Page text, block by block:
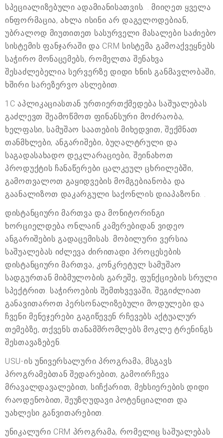
სპეციალიზებული ადამიანისათვის. . მიიღეთ ყველა
ინფორმაცია, ახლა ისინი არ დაგელოდებიან,
უბრალოდ მიუთითეთ სასურველი მასალები საძიებო
სისტემის ფანჯარაში და CRM სისტემა გამოაქვეყნებს
საჭირო მონაცემებს, რომელთა შენახვა
შესაძლებელია სერვერზე დიდი ხნის განმავლობაში,
ხშირი სარეზერვო ასლებით.
1C აპლიკაციასთან ურთიერთქმედება საშუალებას
გაძლევთ შეამოწმოთ ფინანსური მოძრაობა,
ხელფასი, სამუშაო საათების მიხედვით, შექმნათ
თანმხლები, ანგარიშები, ბუღალტრული და
საგადასახადო დეკლარაციები, შეინახოთ
პროდუქტის ჩანაწერები ცალკეულ ცხრილებში,
გამოთვალოთ გაყიდვების მომგებიანობა და
გაანალიზოთ დაკარგული საქონლის დიაპაზონი. .
დისტანციური მართვა და მონიტორინგი
ხორციელდება ონლაინ კამერებიდან ვიდეო
ანგარიშების გადაცემისას. მობილური ვერსია
საშუალებას იძლევა ძირითადი პროცესების
დისტანციური მართვა, კონკრეტულ სამუშაო
სადგურთან მიბმულობის გარეშე, ფუნქციების სრული
სპექტრით. საჭიროების შემთხვევაში, შეგიძლიათ
განავითაროთ პერსონალიზებული მოდულები და
ჩვენი მენეჯერები გაგიწევენ რჩევებს აქტუალურ
თემებზე, თქვენს თანამშრომლებს მოკლე ტრენინგს
შესთავაზებენ.
USU-ის უნივერსალური პროგრამა, მსგავს
პროგრამებთან შედარებით, გამოირჩევა
მრავალდავალებით, სიჩქარით, მეხსიერების დიდი
რაოდენობით, შეუზღუდავი პოტენციალით და
უახლესი განვითარებით.
უნიკალური CRM პროგრამა, რომელიც საშუალებას